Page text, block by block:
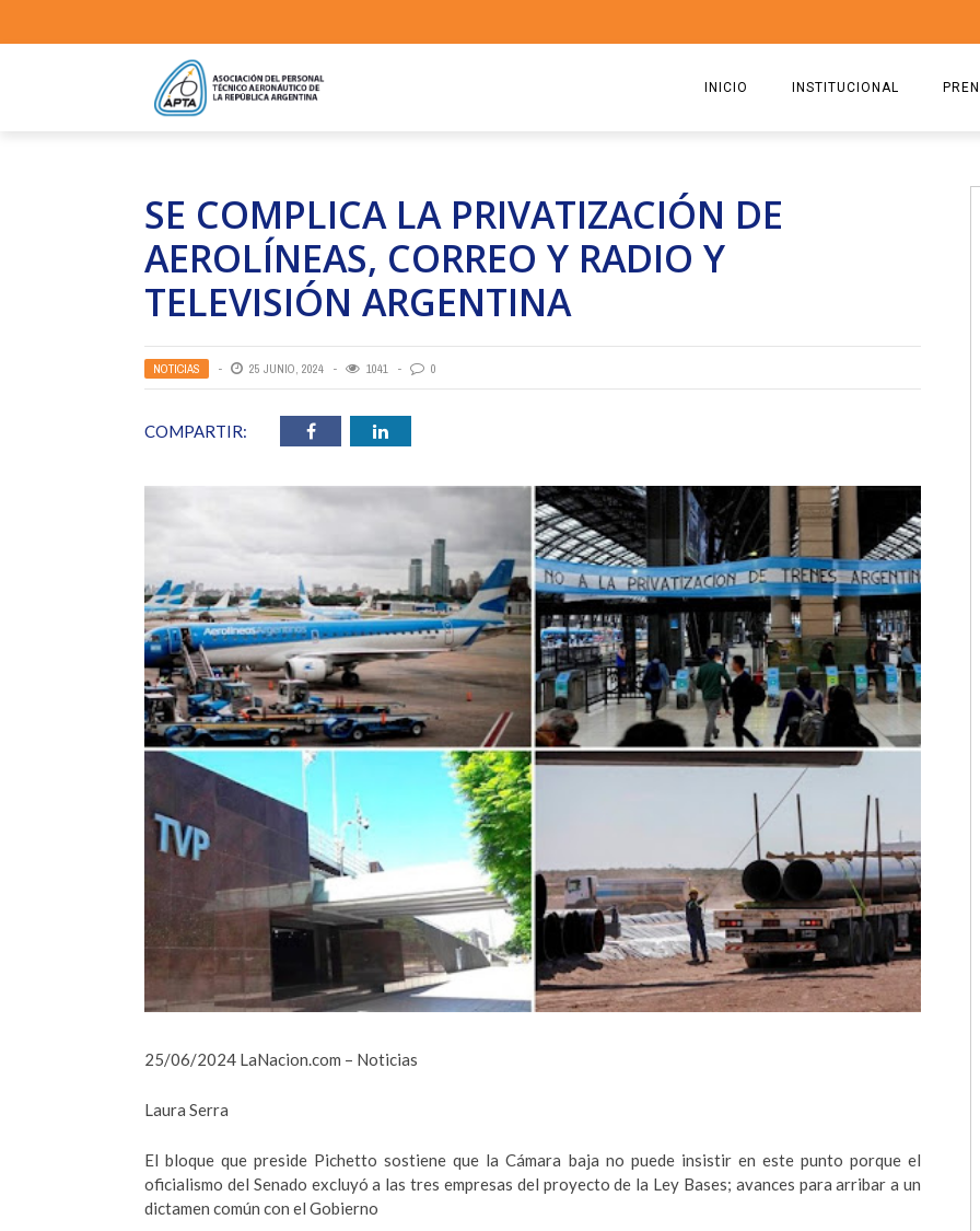
INICIO INSTITUCIONAL
SE COMPLICA LA PRIVATIZACIÓN DE
AEROLÍNEAS, CORREO Y RADIO Y
TELEVISIÓN ARGENTINA
NOTICIAS 25 JUNIO, 2024 1041 0
COMPARTIR:
25/06/2024 LaNacion.com – Noticias
Laura Serra
El bloque que preside Pichetto sostiene que la Cámara baja no puede insistir en este punto porque el
oficialismo del Senado excluyó a las tres empresas del proyecto de la Ley Bases; avances para arribar a un
dictamen común con el Gobierno